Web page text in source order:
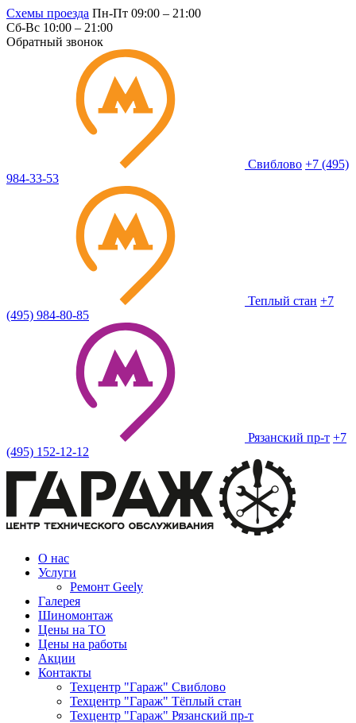
Схемы проезда Пн-Пт 09:00 – 21:00
Сб-Вс 10:00 – 21:00
Обратный звонок
Свиблово +7 (495)
984-33-53
Теплый стан +7
(495) 984-80-85
Рязанский пр-т +7
(495) 152-12-12
О нас
Услуги
Ремонт Geely
Галерея
Шиномонтаж
Цены на ТО
Цены на работы
Акции
Контакты
Техцентр "Гараж" Свиблово
Техцентр "Гараж" Тёплый стан
Техцентр "Гараж" Рязанский пр-т